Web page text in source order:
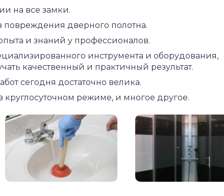
на все замки.
дверного полотна.
и знаний у профессионалов.
инструмента и оборудования,
качественный и практичный результат.
сегодня достаточно велика.
круглосуточном режиме, и многое другое.